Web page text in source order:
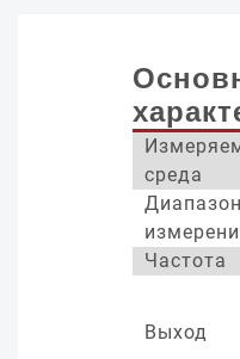
среда
Диапазон
Частота
Выход